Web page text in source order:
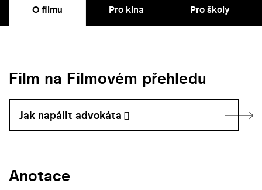
O filmu Pro kina Pro školy
Film na Filmovém přehledu
Jak napálit advokáta
Anotace